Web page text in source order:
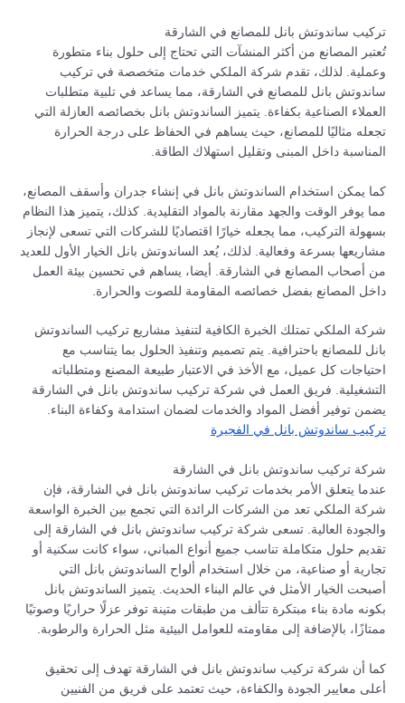
تركيب ساندوتش بانل للمصانع في الشارقة
تُعتبر المصانع من أكثر المنشآت التي تحتاج إلى حلول بناء متطورة
وعملية. لذلك، تقدم شركة الملكي خدمات متخصصة في تركيب
ساندوتش بانل للمصانع في الشارقة، مما يساعد في تلبية متطلبات
العملاء الصناعية بكفاءة. يتميز الساندوتش بانل بخصائصه العازلة التي
تجعله مثاليًا للمصانع، حيث يساهم في الحفاظ على درجة الحرارة
المناسبة داخل المبنى وتقليل استهلاك الطاقة.
كما يمكن استخدام الساندوتش بانل في إنشاء جدران وأسقف المصانع،
مما يوفر الوقت والجهد مقارنة بالمواد التقليدية. كذلك، يتميز هذا النظام
بسهولة التركيب، مما يجعله خيارًا اقتصاديًا للشركات التي تسعى لإنجاز
مشاريعها بسرعة وفعالية. لذلك، يُعد الساندوتش بانل الخيار الأول للعديد
من أصحاب المصانع في الشارقة. أيضا، يساهم في تحسين بيئة العمل
داخل المصانع بفضل خصائصه المقاومة للصوت والحرارة.
شركة الملكي تمتلك الخبرة الكافية لتنفيذ مشاريع تركيب الساندوتش
بانل للمصانع باحترافية. يتم تصميم وتنفيذ الحلول بما يتناسب مع
احتياجات كل عميل، مع الأخذ في الاعتبار طبيعة المصنع ومتطلباته
التشغيلية. فريق العمل في شركة تركيب ساندوتش بانل في الشارقة
يضمن توفير أفضل المواد والخدمات لضمان استدامة وكفاءة البناء.
تركيب ساندوتش بانل في الفجيرة
شركة تركيب ساندوتش بانل في الشارقة
عندما يتعلق الأمر بخدمات تركيب ساندوتش بانل في الشارقة، فإن
شركة الملكي تعد من الشركات الرائدة التي تجمع بين الخبرة الواسعة
والجودة العالية. تسعى شركة تركيب ساندوتش بانل في الشارقة إلى
تقديم حلول متكاملة تناسب جميع أنواع المباني، سواء كانت سكنية أو
تجارية أو صناعية، من خلال استخدام ألواح الساندوتش بانل التي
أصبحت الخيار الأمثل في عالم البناء الحديث. يتميز الساندوتش بانل
بكونه مادة بناء مبتكرة تتألف من طبقات متينة توفر عزلًا حراريًا وصوتيًا
ممتازًا، بالإضافة إلى مقاومته للعوامل البيئية مثل الحرارة والرطوبة.
كما أن شركة تركيب ساندوتش بانل في الشارقة تهدف إلى تحقيق
أعلى معايير الجودة والكفاءة، حيث تعتمد على فريق من الفنيين